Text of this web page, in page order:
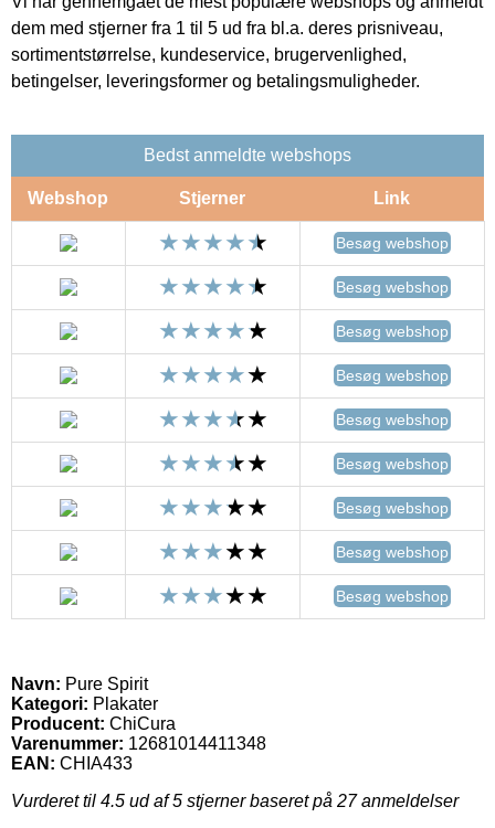
dem med stjerner fra 1 til 5 ud fra bl.a. deres prisniveau,
sortimentstørrelse, kundeservice, brugervenlighed,
betingelser, leveringsformer og betalingsmuligheder.
Bedst anmeldte webshops
Webshop Stjerner Link
Besøg webshop
Besøg webshop
Besøg webshop
Besøg webshop
Besøg webshop
Besøg webshop
Besøg webshop
Besøg webshop
Besøg webshop
Navn: Pure Spirit
Kategori: Plakater
Producent: ChiCura
Varenummer: 12681014411348
EAN: CHIA433
Vurderet til 4.5 ud af 5 stjerner baseret på 27anmeldelser